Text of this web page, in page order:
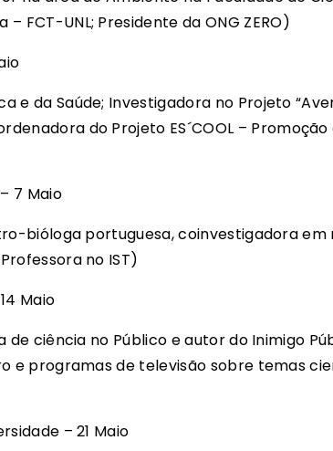
– FCT-UNL; Presidente da ONG ZERO)
e da Saúde; Investigadora no Projeto
do Projeto ES´COOL –
7 Maio
bióloga portuguesa, coinvestigadora em
no IST)
Maio
de ciência no Público e autor do Inimigo
e programas de televisão sobre temas
– 21 Maio